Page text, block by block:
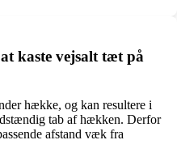
kaste vejsalt tæt på
hække, og kan resultere i
tab af hækken. Derfor
afstand væk fra